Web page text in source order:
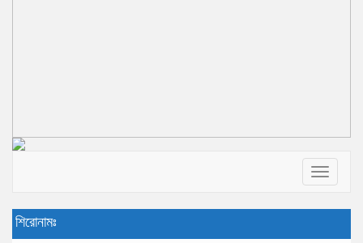
Toggle
শিরোনামঃ